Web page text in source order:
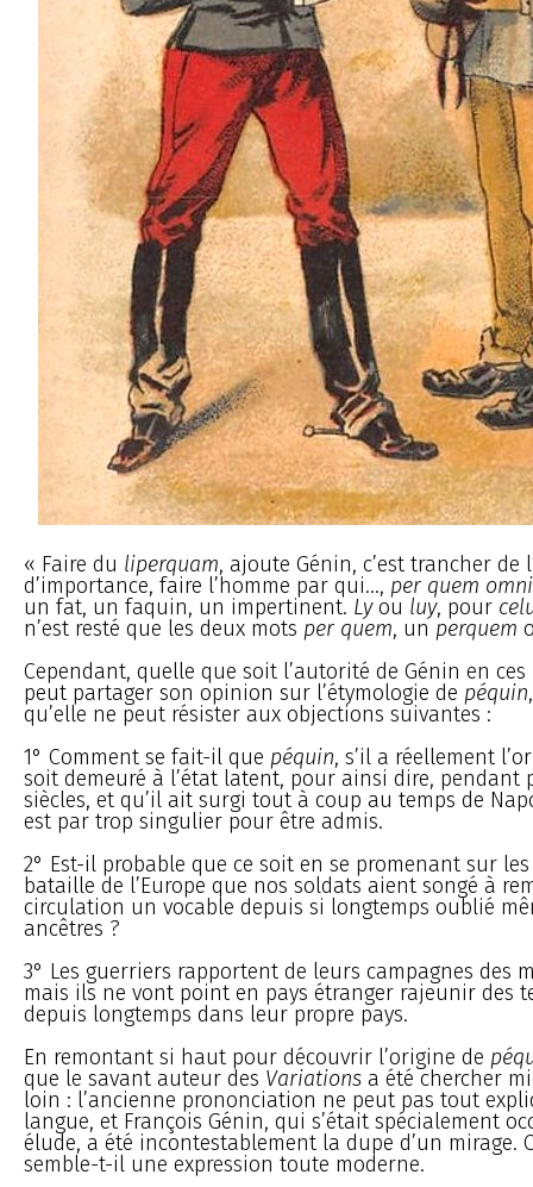
« Faire du liperquam, ajoute Génin, c’est trancher de
d’importance, faire l’homme par qui..., per quem
un fat, un faquin, un impertinent. Lyou luy, pour
n’est resté que les deux mots per quem, un perquem
Cependant, quelle que soit l’autorité de Génin en
peut partager son opinion sur l’étymologie de péquin
qu’elle ne peut résister aux objections suivantes :
1° Comment se fait-il que péquin, s’il a réellement
soit demeuré à l’état latent, pour ainsi dire, pendant
siècles, et qu’il ait surgi tout à coup au temps de
est par trop singulier pour être admis.
2° Est-il probable que ce soit en se promenant sur
bataille de l’Europe que nos soldats aient songé à
circulation un vocable depuis si longtemps oublié
ancêtres ?
3° Les guerriers rapportent de leurs campagnes des
mais ils ne vont point en pays étranger rajeunir des
depuis longtemps dans leur propre pays.
En remontant si haut pour découvrir l’origine de
que le savant auteur des Variations a été chercher
loin : l’ancienne prononciation ne peut pas tout
langue, et François Génin, qui s’était spécialement
élude, a été incontestablement la dupe d’un mirage.
semble-t-il une expression toute moderne.